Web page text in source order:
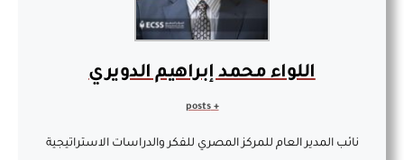
اللواء محمد إبراهيم الدويري
نائب المدير العام للمركز المصري للفكر والدراسات الاستراتيجية